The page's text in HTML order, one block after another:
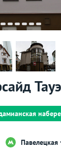
Павелецкая